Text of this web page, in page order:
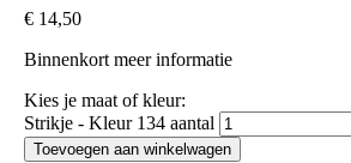
€ 14,50
Binnenkort meer informatie
Kies je maat of kleur:
Strikje - Kleur 134 aantal
Toevoegen aan winkelwagen